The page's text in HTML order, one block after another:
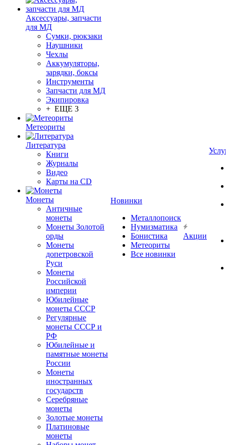
Аксессуары, запчасти
для МД
Сумки, рюкзаки
Наушники
Чехлы
Аккумуляторы,
зарядки, боксы
Инструменты
Запчасти для МД
Экипировка
+ ЕЩЕ 3
Метеориты
Литература
Книги
Журналы
Видео
Карты на CD
Монеты
Античные
монеты
Монеты Золотой
орды
Монеты
допетровской
Руси
Монеты
Российской
империи
Юбилейные
монеты СССР
Регулярные
монеты СССР и
РФ
Юбилейные и
памятные монеты
России
Монеты
иностранных
государств
Серебряные
монеты
Золотые монеты
Платиновые
монеты
Новинки
Металлопоиск
Нумизматика
Бонистика
Метеориты
Все новинки
Акции